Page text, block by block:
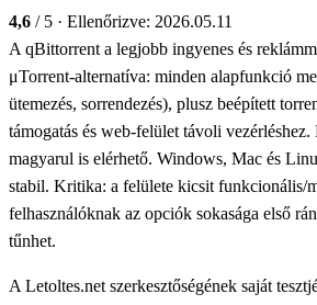
4,6 / 5 · Ellenőrizve: 2026.05.11
A qBittorrent a legjobb ingyenes és
μTorrent-alternatíva: minden alapfunkció
ütemezés, sorrendezés), plusz beépített
támogatás és web-felület távoli
magyarul is elérhető. Windows, Mac és
stabil. Kritika: a felülete kicsit funkcionális/
felhasználóknak az opciók sokasága első
tűnhet.
A Letoltes.net szerkesztőségének saját